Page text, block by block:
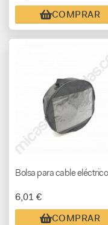
COMPRAR
Bolsa para cable eléctrico
6,01 €
COMPRAR